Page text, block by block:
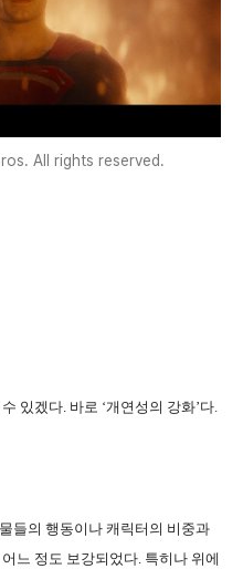
All rights reserved.
있겠다. 바로 ‘개연성의 강화’다.
들의 행동이나 캐릭터의 비중과
느 정도 보강되었다. 특히나 위에